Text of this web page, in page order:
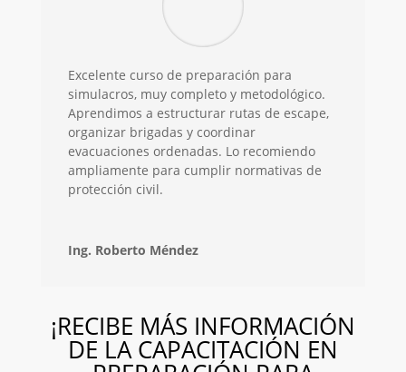
Excelente curso de preparación para
simulacros, muy completo y metodológico.
Aprendimos a estructurar rutas de escape,
organizar brigadas y coordinar
evacuaciones ordenadas. Lo recomiendo
ampliamente para cumplir normativas de
protección civil.
Ing. Roberto Méndez
¡RECIBE MÁS INFORMACIÓN
DE LA CAPACITACIÓN EN